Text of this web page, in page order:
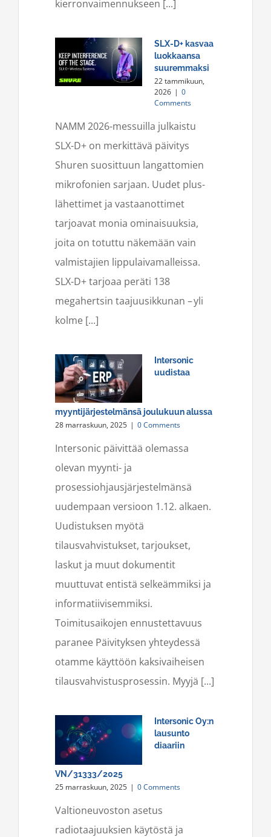
kierronvaimennukseen [...]
SLX-D+ kasvaa
luokkaansa
suuremmaksi
22 tammikuun,
2026 | 0
Comments
NAMM 2026-messuilla julkaistu
SLX-D+ on merkittävä päivitys
Shuren suosittuun langattomien
mikrofonien sarjaan. Uudet plus-
lähettimet ja vastaanottimet
tarjoavat monia ominaisuuksia,
joita on totuttu näkemään vain
valmistajien lippulaivamalleissa.
SLX-D+ tarjoaa peräti 138
megahertsin taajuusikkunan – yli
kolme [...]
Intersonic
uudistaa
myyntijärjestelmänsä joulukuun alussa
28 marraskuun, 2025 | 0 Comments
Intersonic päivittää olemassa
olevan myynti- ja
prosessiohjausjärjestelmänsä
uudempaan versioon 1.12. alkaen.
Uudistuksen myötä
tilausvahvistukset, tarjoukset,
laskut ja muut dokumentit
muuttuvat entistä selkeämmiksi ja
informatiivisemmiksi.
Toimitusaikojen ennustettavuus
paranee Päivityksen yhteydessä
otamme käyttöön kaksivaiheisen
tilausvahvistusprosessin. Myyjä [...]
Intersonic Oy:n
lausunto
diaariin
VN/31333/2025
25 marraskuun, 2025 | 0 Comments
Valtioneuvoston asetus
radiotaajuuksien käytöstä ja